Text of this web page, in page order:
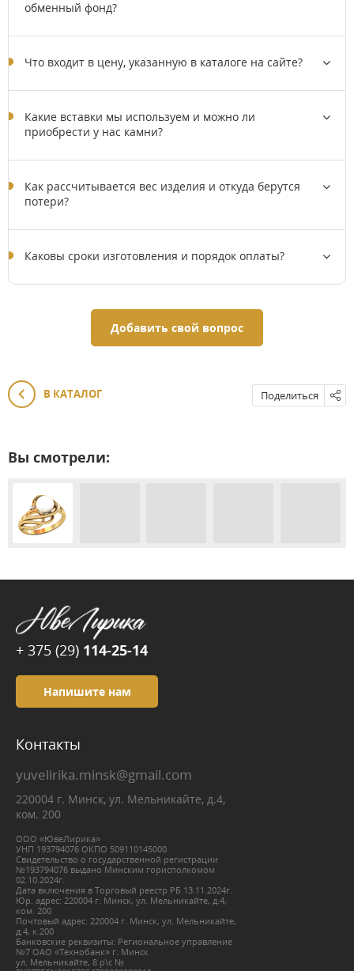
обменный фонд?
Что входит в цену, указанную в каталоге на сайте?
Какие вставки мы используем и можно ли
приобрести у нас камни?
Как рассчитывается вес изделия и откуда берутся
потери?
Каковы сроки изготовления и порядок оплаты?
Добавить свой вопрос
В КАТАЛОГ Поделиться
Вы смотрели:
+ 375 (29) 114-25-14
Напишите нам
Контакты
yuvelirika.minsk@gmail.com
220004 г. Минск, ул. Мельникайте, д.4,
ком. 200
ООО «ЮвеЛирика»
УНП 193794076 ОКПО 509110145000
Свидетельство о государственной регистрации
№193794076 выдано Минским горисполкомом
02.10.2024г.
Дата включения в Торговый реестр РБ 13.11.2024г.
Юр. адрес: 220004 г. Минск, ул. Мельникайте, д.4,
ком. 200
Почтовый адрес: 220004 г. Минск, ул. Мельникайте,
д.4, к.200
Банковские реквизиты: Региональное управление
№7 ОАО «Технобанк» г. Минск
ул. Мельникайте, 8 р\с №